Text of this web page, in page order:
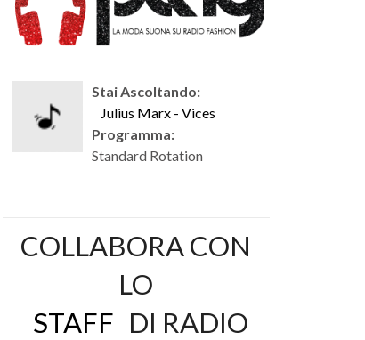
Stai Ascoltando:
Julius Marx - Vices
Programma:
Standard Rotation
COLLABORA CON
LO
STAFF DI RADIO